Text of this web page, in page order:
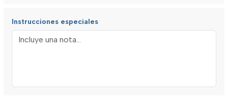
Instrucciones especiales